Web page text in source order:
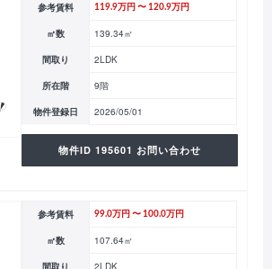
参考賃料 119.9万円 〜 120.9万円
㎡数 139.34㎡
間取り 2LDK
所在階 9階
物件登録日 2026/05/01
物件ID 195601 お問い合わせ
参考賃料 99.0万円 〜 100.0万円
㎡数 107.64㎡
間取り 2LDK